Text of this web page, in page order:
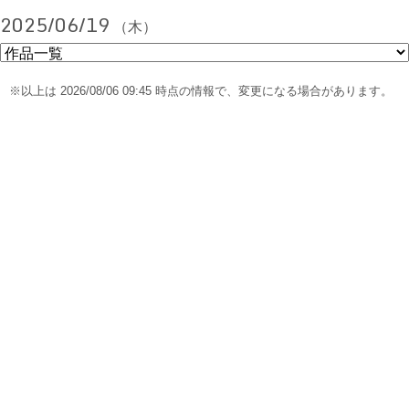
2025/06/19 （木）
※以上は 2026/08/06 09:45 時点の情報で、変更になる場合があります。